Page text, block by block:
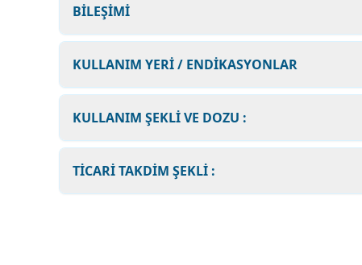
BİLEŞİMİ
KULLANIM YERİ / ENDİKASYONLAR
KULLANIM ŞEKLİ VE DOZU :
TİCARİ TAKDİM ŞEKLİ :